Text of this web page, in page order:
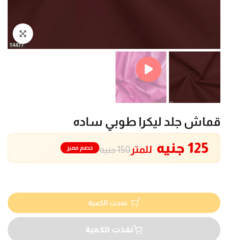
انقر للتكبير
قماش جلد ليكرا طوبي ساده
150 جنيه 125 جنيه للمتر خصم مميز
نفدت الكمية
نفذت الكمية